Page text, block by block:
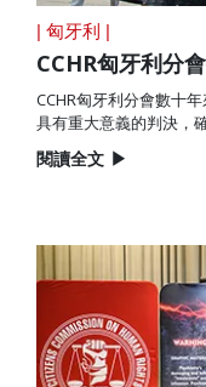
| 匈牙利 |
CCHR匈牙利分
CCHR匈牙利分會數十
具有重大意義的判決，
閱讀全文 ▶